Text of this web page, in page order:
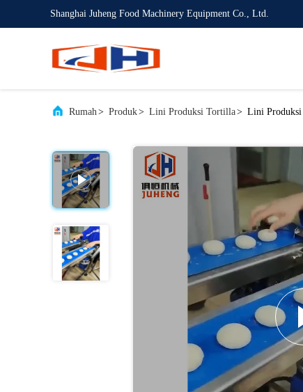
Shanghai Juheng Food Machinery Equipment Co., Ltd.
Rumah> Produk> Lini Produksi Tortilla> Lini